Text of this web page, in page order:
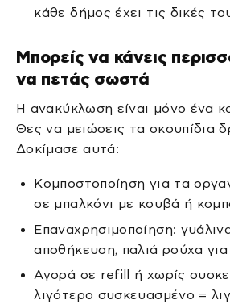
κάθε δήμος έχει τις δικές
Μπορείς να κάνεις
να πετάς σωστά
Η ανακύκλωση είναι μόνο ένα
Θες να μειώσεις τα σκουπίδια
Δοκίμασε αυτά:
Κομποστοποίηση για τα
σε μπαλκόνι με κουβά ή
Επαναχρησιμοποίηση:
αποθήκευση, παλιά ρούχα
Αγορά σε refill ή χωρίς
λιγότερο συσκευασμένο =